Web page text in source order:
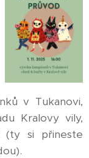
v Tukanovi,
Kralovy vily,
(ty si přineste